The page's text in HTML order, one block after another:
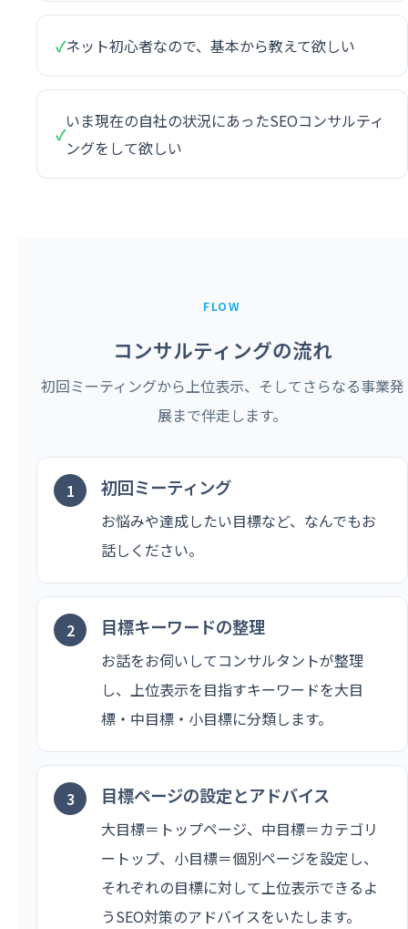
✓ネット初心者なので、基本から教えて欲しい
✓
いま現在の自社の状況にあったSEOコンサルティ
ングをして欲しい
FLOW
コンサルティングの流れ
初回ミーティングから上位表示、そしてさらなる事業発
展まで伴走します。
初回ミーティング
お悩みや達成したい目標など、なんでもお
話しください。
目標キーワードの整理
お話をお伺いしてコンサルタントが整理
し、上位表示を目指すキーワードを大目
標・中目標・小目標に分類します。
目標ページの設定とアドバイス
大目標＝トップページ、中目標＝カテゴリ
ートップ、小目標＝個別ページを設定し、
それぞれの目標に対して上位表示できるよ
うSEO対策のアドバイスをいたします。